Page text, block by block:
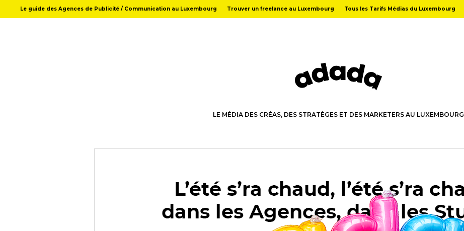
Le guide des Agences de Publicité / Communication au Luxembourg Trouver un freelance au Luxembourg Tous les Tarifs Médias du Luxembourg
LE MÉDIA DES CRÉAS, DES STRATÈGES ET DES MARKETERS AU LUXEMBOURG